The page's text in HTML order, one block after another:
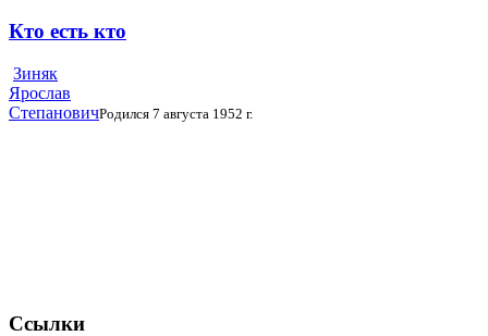
Кто есть кто
Зиняк
Ярослав
СтепановичРодился 7 августа 1952 г.
Ссылки